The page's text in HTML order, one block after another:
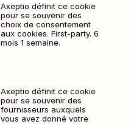
Axeptio définit ce cookie
pour se souvenir des
choix de consentement
aux cookies. First-party. 6
mois 1 semaine.
Axeptio définit ce cookie
pour se souvenir des
fournisseurs auxquels
vous avez donné votre